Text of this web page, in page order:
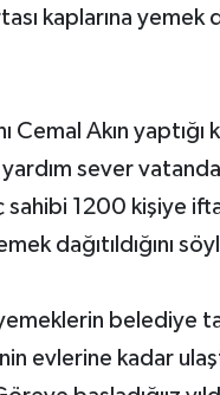
kaplarına yemek
Cemal Akın yaptığı
sever
sahibi 1200 kişiye
dağıtıldığını
belediye
evlerine kadar